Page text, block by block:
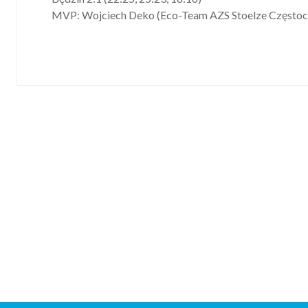
MVP: Wojciech Deko (Eco-Team AZS Stoelze